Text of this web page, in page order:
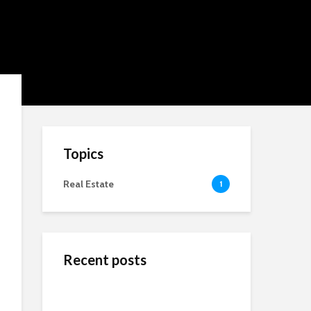
Topics
Real Estate 1
Recent posts